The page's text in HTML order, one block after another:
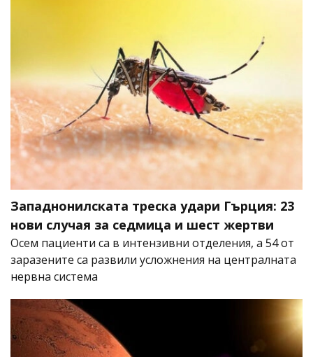
Западнонилската треска удари Гърция: 23
нови случая за седмица и шест жертви
Осем пациенти са в интензивни отделения, а 54 от
заразените са развили усложнения на централната
нервна система